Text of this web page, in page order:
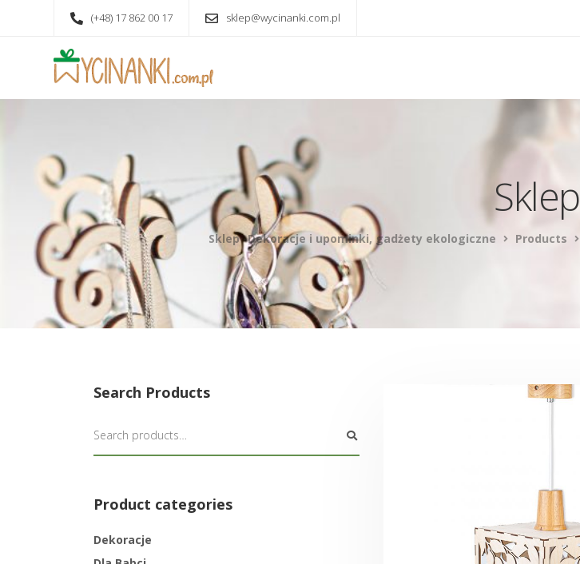
(+48) 17 862 00 17 sklep@wycinanki.com.pl
Sklep
Sklep -Dekoracje i upominki, gadżety ekologiczne Products
Search Products
Product categories
Dekoracje